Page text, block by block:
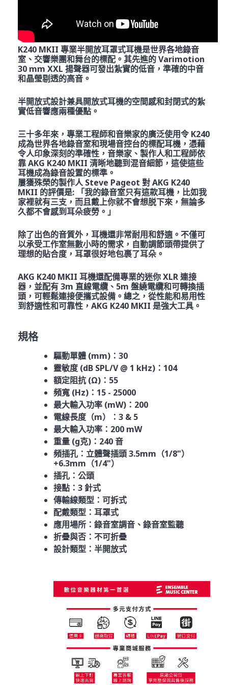
K240 MKII 專業半開放耳罩式耳機是世界各地錄音
室、交響樂團和舞台的標配。其先進的 Varimotion
30 mm XXL 揚聲器可發出紮實的低音，準確的中音
和晶瑩剔透的高音。
半開放式設計兼具開放式耳機的空間感和封閉式的紮
實低音響應兩種優點。
三十多年來，專業工程師和音樂家的廣泛使用令 K240
成為世界各地錄音室和現場音控台的標配耳機，憑藉
令人印象深刻的準確性，音樂家、製作人和工程師依
靠 AKG K240 MKII 清晰地聽到混音細節，這使這些
耳機成為錄音設置的標準。
屢獲殊榮的製作人 Steve Pageot 對 AKG K240
MKII 的評價是: 「我的錄音室只有這款耳機，比如我
家裡就有三支，而且戴上你就不會想脱下來，無論多
久都不會感到耳朵疲勞。」
除了出色的音質外，耳機還非常耐用和舒適。不僅可
以承受工作室無數小時的需求，自動調節頭帶提供了
理想的貼合度，耳罩很好地包裹了耳朵。
AKG K240 MKII 耳機還配備專業的迷你 XLR 連接
器，並配有 3m 直線電纜、5m 盤繞電纜和可轉換插
頭，可輕鬆連接便攜式設備。總之，從性能和易用性
到舒適性和可靠性，AKG K240 MKII 是強大工具。
規格
驅動單體 (mm)：30
靈敏度 (dB SPL/V @ 1 kHz)：104
額定阻抗 (Ω)：55
頻寬 (Hz)：15 - 25000
最大輸入功率 (mW)：200
電線長度（m）：3 & 5
最大輸入功率：200 mW
重量 (g克)：240 音
頻插孔：立體聲插頭 3.5mm（1/8"）
+6.3mm（1/4"）
插孔：公頭
接點：3 針式
傳輸線類型：可拆式
配戴類型：耳罩式
應用場所：錄音室調音、錄音室監聽
折疊與否：不可折疊
設計類型：半開放式